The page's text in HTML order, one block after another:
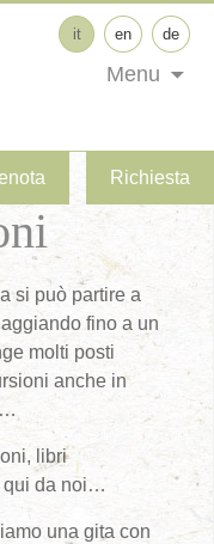
Richiesta
it en de
Menu
si può partire a
fino a un
molti posti
anche in
libri
qui da noi…
una gita con